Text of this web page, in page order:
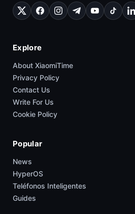
Explore
About XiaomiTime
Privacy Policy
Contact Us
Write For Us
Cookie Policy
Popular
News
HyperOS
Teléfonos Inteligentes
Guides